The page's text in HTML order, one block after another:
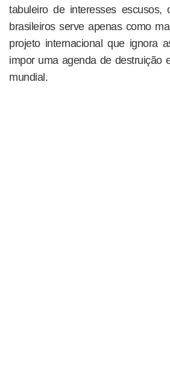
tabuleiro de interesses escusos,
brasileiros serve apenas como
projeto internacional que ignora
impor uma agenda de destruição
mundial.